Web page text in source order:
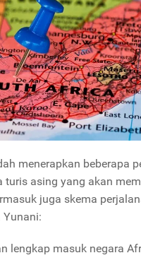
menerapkan beberapa
turis asing yang akan
juga skema
Yunani:
lengkap masuk negara